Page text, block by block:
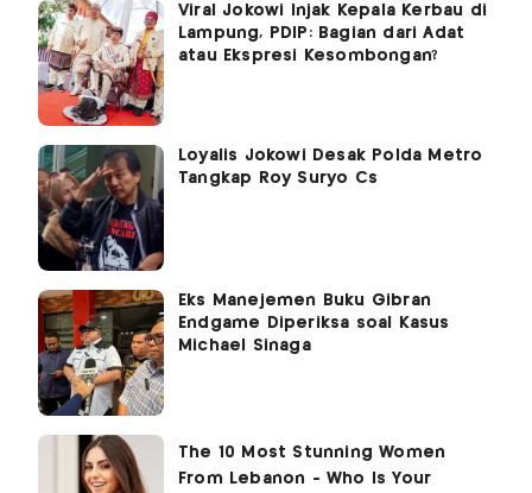
Viral Jokowi Injak Kepala Kerbau di
Lampung, PDIP: Bagian dari Adat
atau Ekspresi Kesombongan?
Loyalis Jokowi Desak Polda Metro
Tangkap Roy Suryo Cs
Eks Manejemen Buku Gibran
Endgame Diperiksa soal Kasus
Michael Sinaga